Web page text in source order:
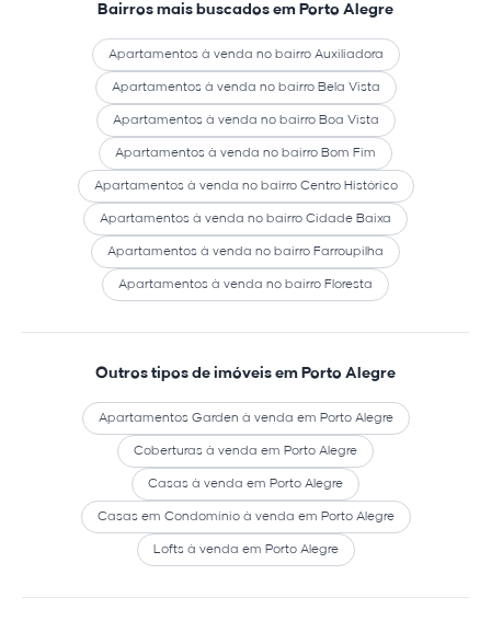
Bairros mais buscados em Porto Alegre
Apartamentos à venda no bairro Auxiliadora
Apartamentos à venda no bairro Bela Vista
Apartamentos à venda no bairro Boa Vista
Apartamentos à venda no bairro Bom Fim
Apartamentos à venda no bairro Centro Histórico
Apartamentos à venda no bairro Cidade Baixa
Apartamentos à venda no bairro Farroupilha
Apartamentos à venda no bairro Floresta
Outros tipos de imóveis em Porto Alegre
Apartamentos Garden à venda em Porto Alegre
Coberturas à venda em Porto Alegre
Casas à venda em Porto Alegre
Casas em Condomínio à venda em Porto Alegre
Lofts à venda em Porto Alegre